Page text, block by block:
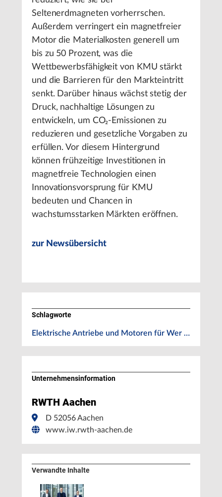
Seltenerdmagneten vorherrschen.
Außerdem verringert ein magnetfreier
Motor die Materialkosten generell um
bis zu 50 Prozent, was die
Wettbewerbsfähigkeit von KMU stärkt
und die Barrieren für den Markteintritt
senkt. Darüber hinaus wächst stetig der
Druck, nachhaltige Lösungen zu
entwickeln, um CO₂-Emissionen zu
reduzieren und gesetzliche Vorgaben zu
erfüllen. Vor diesem Hintergrund
können frühzeitige Investitionen in
magnetfreie Technologien einen
Innovationsvorsprung für KMU
bedeuten und Chancen in
wachstumsstarken Märkten eröffnen.
zur Newsübersicht
Schlagworte
Elektrische Antriebe und Motoren für Wer …
Unternehmens­information
RWTH Aachen
D 52056 Aachen
www.iw.rwth-aachen.de
Verwandte Inhalte